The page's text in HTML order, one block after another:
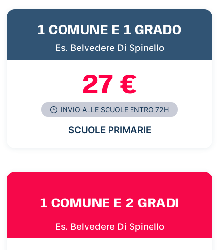
1 COMUNE E 1 GRADO
Es. Belvedere Di Spinello
27 €
INVIO ALLE SCUOLE ENTRO 72H
SCUOLE PRIMARIE
1 COMUNE E 2 GRADI
Es. Belvedere Di Spinello